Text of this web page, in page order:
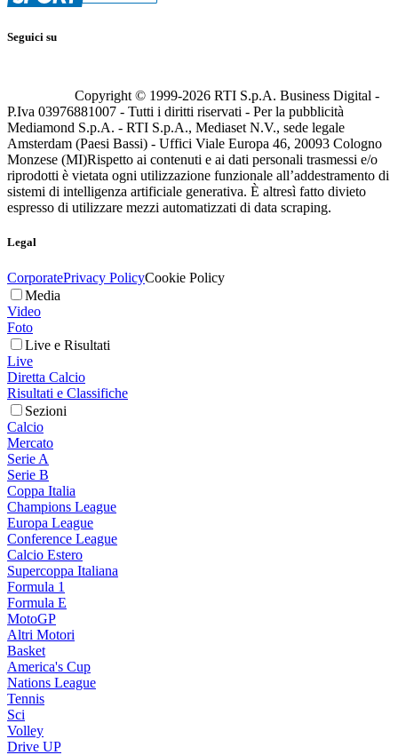
Seguici su
Copyright © 1999-2026 RTI S.p.A. Business Digital -
P.Iva 03976881007 - Tutti i diritti riservati - Per la pubblicità
Mediamond S.p.A. - RTI S.p.A., Mediaset N.V., sede legale
Amsterdam (Paesi Bassi) - Uffici Viale Europa 46, 20093 Cologno
Monzese (MI)Rispetto ai contenuti e ai dati personali trasmessi e/o
riprodotti è vietata ogni utilizzazione funzionale all’addestramento di
sistemi di intelligenza artificiale generativa. È altresì fatto divieto
espresso di utilizzare mezzi automatizzati di data scraping.
Legal
CorporatePrivacy PolicyCookie Policy
Media
Video
Foto
Live e Risultati
Live
Diretta Calcio
Risultati e Classifiche
Sezioni
Calcio
Mercato
Serie A
Serie B
Coppa Italia
Champions League
Europa League
Conference League
Calcio Estero
Supercoppa Italiana
Formula 1
Formula E
MotoGP
Altri Motori
Basket
America's Cup
Nations League
Tennis
Sci
Volley
Drive UP